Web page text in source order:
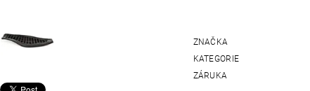
ZNAČKA
KATEGORIE
ZÁRUKA